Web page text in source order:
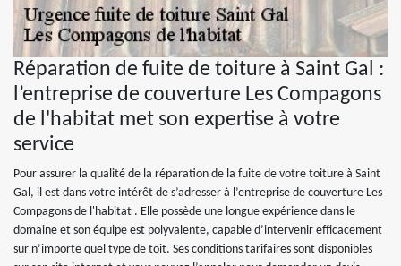
Réparation de fuite de toiture à Saint Gal :
l’entreprise de couverture Les Compagons
de l'habitat met son expertise à votre
service
Pour assurer la qualité de la réparation de la fuite de votre toiture à Saint
Gal, il est dans votre intérêt de s’adresser à l’entreprise de couverture Les
Compagons de l'habitat . Elle possède une longue expérience dans le
domaine et son équipe est polyvalente, capable d’intervenir efficacement
sur n’importe quel type de toit. Ses conditions tarifaires sont disponibles